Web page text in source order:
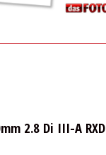
2.8 Di III-A RXD